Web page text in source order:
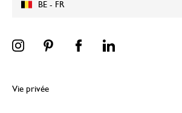
BE - FR
Vie privée